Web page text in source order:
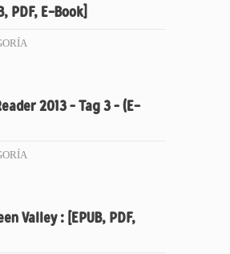
PDF, E-Book]
2013 – Tag 3 – (E-
Valley : [EPUB, PDF,